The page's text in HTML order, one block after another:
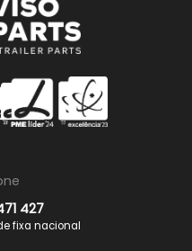
427
fixa nacional